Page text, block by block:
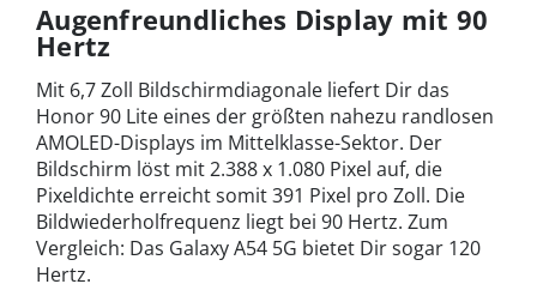
Augenfreundliches Display mit 90
Hertz
Mit 6,7 Zoll Bildschirmdiagonale liefert Dir das
Honor 90 Lite eines der größten nahezu randlosen
AMOLED-Displays im Mittelklasse-Sektor. Der
Bildschirm löst mit 2.388 x 1.080 Pixel auf, die
Pixeldichte erreicht somit 391 Pixel pro Zoll. Die
Bildwiederholfrequenz liegt bei 90 Hertz. Zum
Vergleich: Das Galaxy A54 5G bietet Dir sogar 120
Hertz.